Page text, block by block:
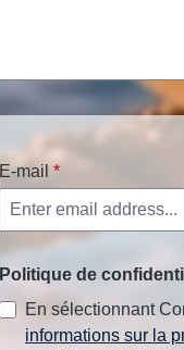
E-mail *
Politique de
En sélectionnant
informations sur la